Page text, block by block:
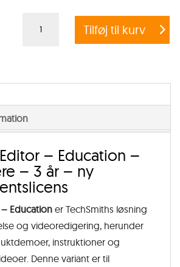
–
1–
9
brugere
–
3
år
abonnementslicens
Tilføj til kurv
– Education –
– 3 år – ny
Education er TechSmiths løsning
og videoredigering, herunder
instruktioner og
Denne variant er til